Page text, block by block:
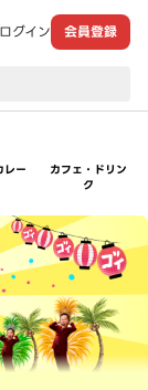
ログイン 会員登録
レー
カフェ・ドリン
ク